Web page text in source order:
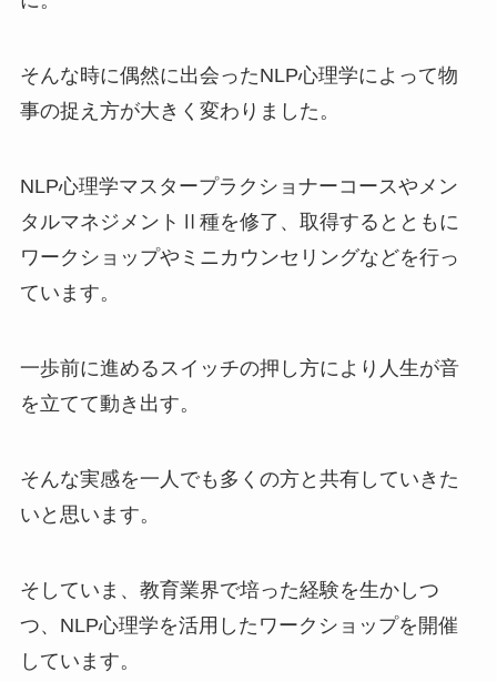
そんな時に偶然に出会ったNLP心理学によって物
事の捉え方が大きく変わりました。
NLP心理学マスタープラクショナーコースやメン
タルマネジメントⅡ種を修了、取得するとともに
ワークショップやミニカウンセリングなどを行っ
ています。
一歩前に進めるスイッチの押し方により人生が音
を立てて動き出す。
そんな実感を一人でも多くの方と共有していきた
いと思います。
そしていま、教育業界で培った経験を生かしつ
つ、NLP心理学を活用したワークショップを開催
しています。